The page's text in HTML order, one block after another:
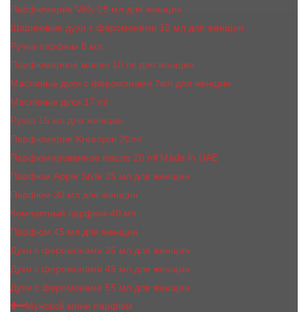
Парфюмерия Vilily 25 мл для женщин
Шариковые духи с феромонами 10 мл для женщин
Ручка-парфюм 8 мл
Парфюмерное масло 10 ml для женщин
Масляные духи c феромонами 7мл для женщин
Масляные духи 17 ml
Ручка 15 мл для женщин
Парфюмерия Kreasyon 20ml
Парфюмированное масло 20 ml Made In UAE
Парфюм Apple Style 35 мл для женщин
Парфюм 30 мл для женщин
Компактный парфюм 40 мл
Парфюм 45 мл для женщин
Духи с феромонами 35 мл для женщин
Духи с феромонами 45 мл для женщин
Духи с феромонами 55 мл для женщин
Мужской мини парфюм